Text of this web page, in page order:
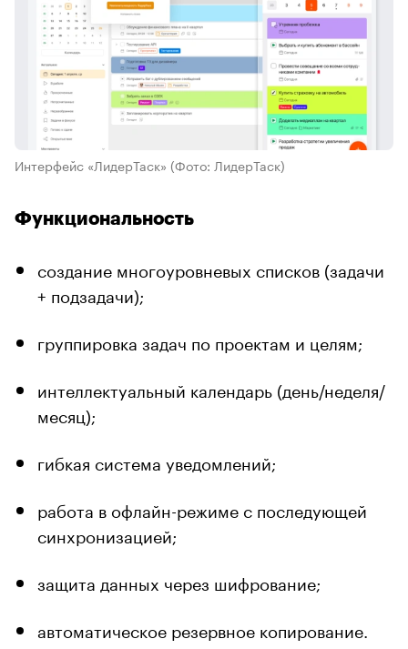
Интерфейс «ЛидерТаск» (Фото: ЛидерТаск)
Функциональность
создание многоуровневых списков (задачи
+ подзадачи);
группировка задач по проектам и целям;
интеллектуальный календарь (день/неделя/
месяц);
гибкая система уведомлений;
работа в офлайн-режиме с последующей
синхронизацией;
защита данных через шифрование;
автоматическое резервное копирование.